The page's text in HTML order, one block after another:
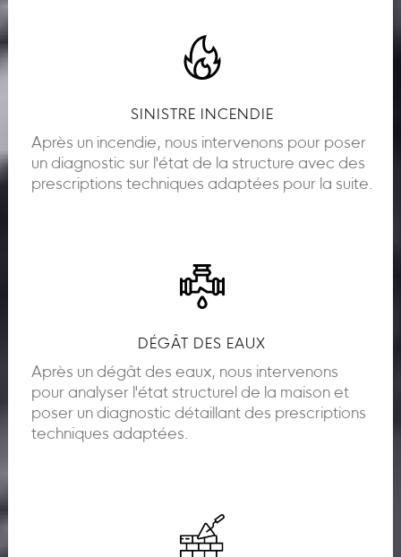
SINISTRE INCENDIE
Après un incendie, nous intervenons pour poser
un diagnostic sur l'état de la structure avec des
prescriptions techniques adaptées pour la suite.
DÉGÂT DES EAUX
Après un dégât des eaux, nous intervenons
pour analyser l'état structurel de la maison et
poser un diagnostic détaillant des prescriptions
techniques adaptées.